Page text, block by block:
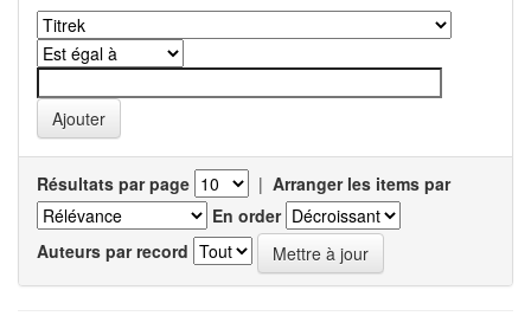
Résultats par page | Arranger les items par
En order
Auteurs par record